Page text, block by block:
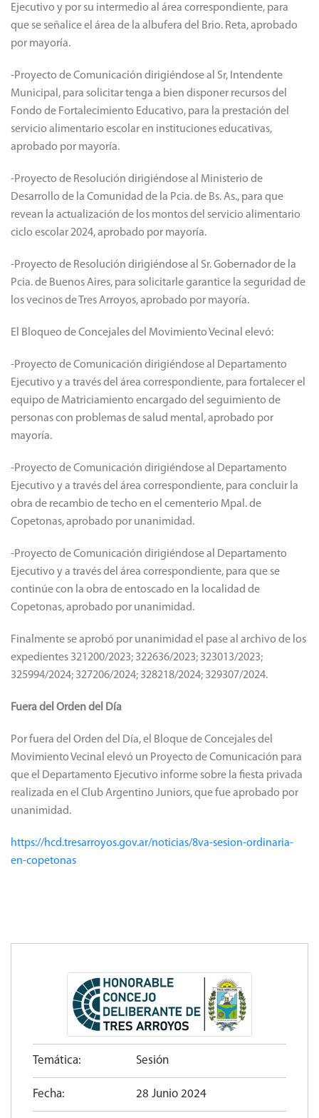
Ejecutivo y por su intermedio al área correspondiente, para
que se señalice el área de la albufera del Brio. Reta, aprobado
por mayoría.
-Proyecto de Comunicación dirigiéndose al Sr, Intendente
Municipal, para solicitar tenga a bien disponer recursos del
Fondo de Fortalecimiento Educativo, para la prestación del
servicio alimentario escolar en instituciones educativas,
aprobado por mayoría.
-Proyecto de Resolución dirigiéndose al Ministerio de
Desarrollo de la Comunidad de la Pcia. de Bs. As., para que
revean la actualización de los montos del servicio alimentario
ciclo escolar 2024, aprobado por mayoría.
-Proyecto de Resolución dirigiéndose al Sr. Gobernador de la
Pcia. de Buenos Aires, para solicitarle garantice la seguridad de
los vecinos de Tres Arroyos, aprobado por mayoría.
El Bloqueo de Concejales del Movimiento Vecinal elevó:
-Proyecto de Comunicación dirigiéndose al Departamento
Ejecutivo y a través del área correspondiente, para fortalecer el
equipo de Matriciamiento encargado del seguimiento de
personas con problemas de salud mental, aprobado por
mayoría.
-Proyecto de Comunicación dirigiéndose al Departamento
Ejecutivo y a través del área correspondiente, para concluir la
obra de recambio de techo en el cementerio Mpal. de
Copetonas, aprobado por unanimidad.
-Proyecto de Comunicación dirigiéndose al Departamento
Ejecutivo y a través del área correspondiente, para que se
continúe con la obra de entoscado en la localidad de
Copetonas, aprobado por unanimidad.
Finalmente se aprobó por unanimidad el pase al archivo de los
expedientes 321200/2023; 322636/2023; 323013/2023;
325994/2024; 327206/2024; 328218/2024; 329307/2024.
Fuera del Orden del Día
Por fuera del Orden del Día, el Bloque de Concejales del
Movimiento Vecinal elevó un Proyecto de Comunicación para
que el Departamento Ejecutivo informe sobre la fiesta privada
realizada en el Club Argentino Juniors, que fue aprobado por
unanimidad.
https://hcd.tresarroyos.gov.ar/noticias/8va-sesion-ordinaria-
en-copetonas
Temática: Sesión
Fecha: 28 Junio 2024